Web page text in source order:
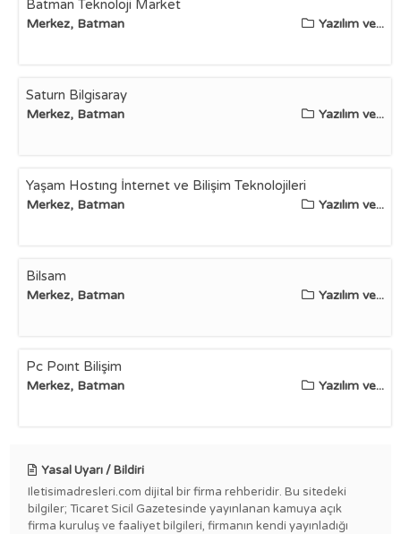
Batman Teknoloji Market
Merkez, Batman Yazılım ve...
Saturn Bilgisaray
Merkez, Batman Yazılım ve...
Yaşam Hostıng İnternet ve Bilişim Teknolojileri
Merkez, Batman Yazılım ve...
Bilsam
Merkez, Batman Yazılım ve...
Pc Poınt Bilişim
Merkez, Batman Yazılım ve...
Yasal Uyarı / Bildiri
Iletisimadresleri.com dijital bir firma rehberidir. Bu sitedeki
bilgiler; Ticaret Sicil Gazetesinde yayınlanan kamuya açık
firma kuruluş ve faaliyet bilgileri, firmanın kendi yayınladığı